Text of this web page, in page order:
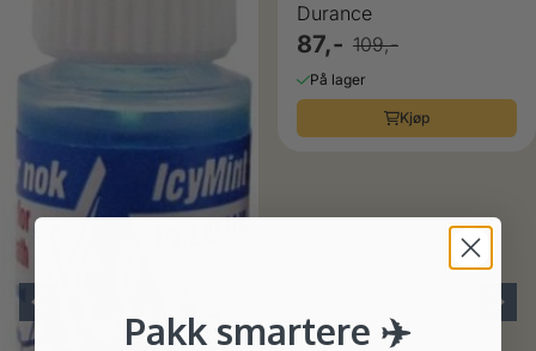
Durance
87,- 109,-
På lager
Kjøp
Pakk smartere ✈️